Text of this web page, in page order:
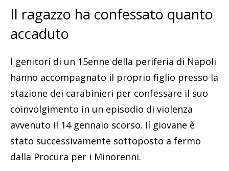
Il ragazzo ha confessato quanto
accaduto
I genitori di un 15enne della periferia di Napoli
hanno accompagnato il proprio figlio presso la
stazione dei carabinieri per confessare il suo
coinvolgimento in un episodio di violenza
avvenuto il 14 gennaio scorso. Il giovane è
stato successivamente sottoposto a fermo
dalla Procura per i Minorenni.